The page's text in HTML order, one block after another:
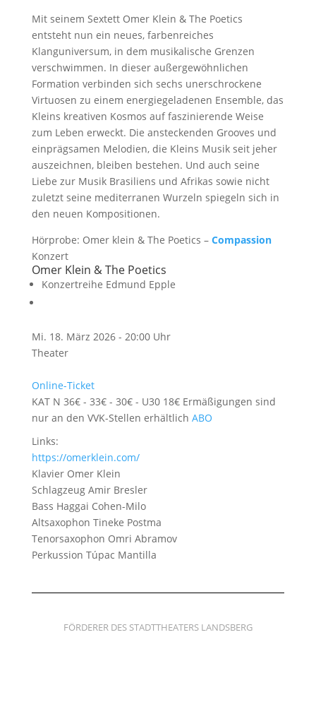
Mit seinem Sextett Omer Klein & The Poetics
entsteht nun ein neues, farbenreiches
Klanguniversum, in dem musikalische Grenzen
verschwimmen. In dieser außergewöhnlichen
Formation verbinden sich sechs unerschrockene
Virtuosen zu einem energiegeladenen Ensemble, das
Kleins kreativen Kosmos auf faszinierende Weise
zum Leben erweckt. Die ansteckenden Grooves und
einprägsamen Melodien, die Kleins Musik seit jeher
auszeichnen, bleiben bestehen. Und auch seine
Liebe zur Musik Brasiliens und Afrikas sowie nicht
zuletzt seine mediterranen Wurzeln spiegeln sich in
den neuen Kompositionen.
Hörprobe: Omer klein & The Poetics – Compassion
Konzert
Omer Klein & The Poetics
Konzertreihe Edmund Epple
Mi. 18. März 2026 - 20:00 Uhr
Theater
Online-Ticket
KAT N 36€ - 33€ - 30€ - U30 18€ Ermäßigungen sind
nur an den VVK-Stellen erhältlich ABO
Links:
https://omerklein.com/
Klavier Omer Klein
Schlagzeug Amir Bresler
Bass Haggai Cohen-Milo
Altsaxophon Tineke Postma
Tenorsaxophon Omri Abramov
Perkussion Túpac Mantilla
FÖRDERER DES STADTTHEATERS LANDSBERG